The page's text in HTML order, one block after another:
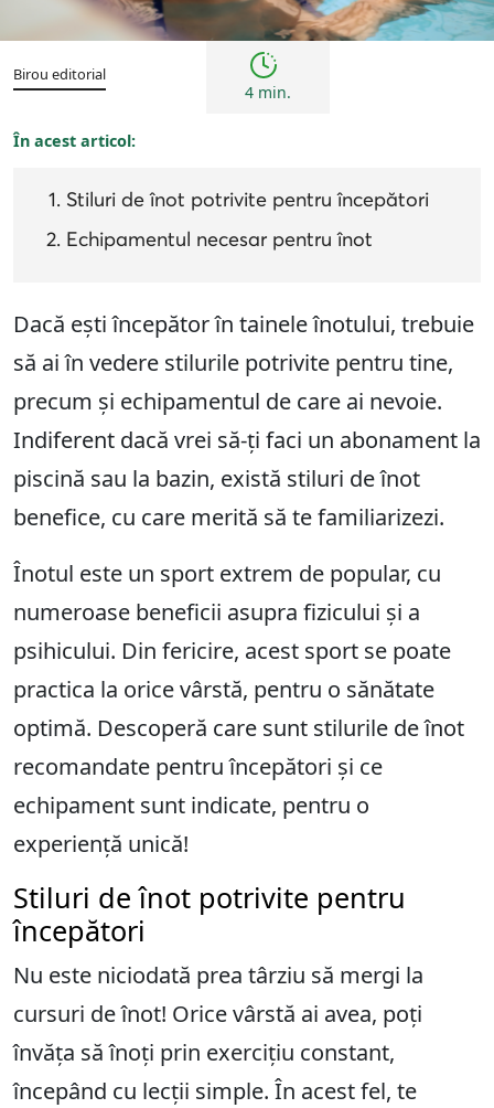
Sfaturi
Birou editorial
4 min.
În acest articol:
Stiluri de înot potrivite pentru începători
Echipamentul necesar pentru înot
Dacă ești începător în tainele înotului, trebuie
să ai în vedere stilurile potrivite pentru tine,
precum și echipamentul de care ai nevoie.
Indiferent dacă vrei să-ți faci un abonament la
piscină sau la bazin, există stiluri de înot
benefice, cu care merită să te familiarizezi.
Înotul este un sport extrem de popular, cu
numeroase beneficii asupra fizicului și a
psihicului. Din fericire, acest sport se poate
practica la orice vârstă, pentru o sănătate
optimă. Descoperă care sunt stilurile de înot
recomandate pentru începători și ce
echipament sunt indicate, pentru o
experiență unică!
Stiluri de înot potrivite pentru
începători
Nu este niciodată prea târziu să mergi la
cursuri de înot! Orice vârstă ai avea, poți
învăța să înoți prin exercițiu constant,
începând cu lecții simple. În acest fel, te